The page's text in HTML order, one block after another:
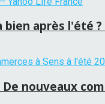
après l'été ?
nouveaux